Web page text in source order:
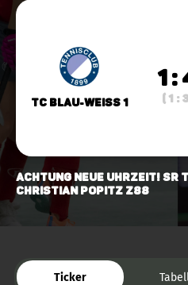
TC Blau-Weiss 1
1 :
( 1 :
Achtung neue Uhrzeit! SR
Christian Popitz Z88
Ticker